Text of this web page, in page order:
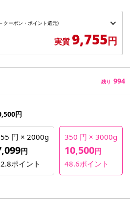
クーポン・ポイント還元)
実質 9,755円
残り 994
円
円 × 2000g
円
ポイント
350 円 × 3000g
10,500円
48.6ポイント